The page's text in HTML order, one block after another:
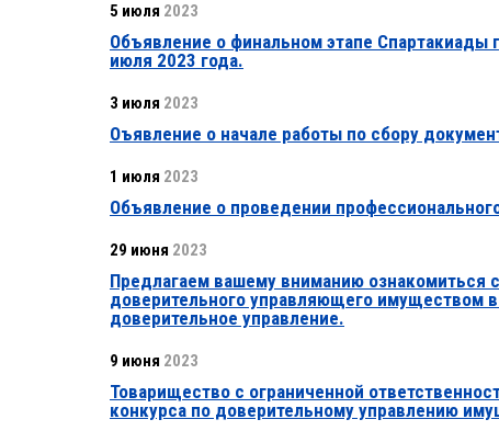
5 июля 2023
Объявление о финальном этапе
июля 2023 года.
3 июля 2023
Оъявление о начале работы по сбору
1 июля 2023
Объявление о проведении
29 июня 2023
Предлагаем вашему вниманию ознакомиться
доверительного управляющего имуществом
доверительное управление.
9 июня 2023
Товарищество с ограниченной
конкурса по доверительному управлению